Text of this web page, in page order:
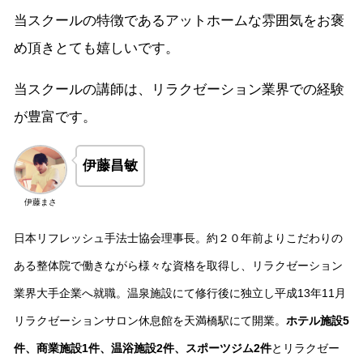
当スクールの特徴であるアットホームな雰囲気をお褒
め頂きとても嬉しいです。
当スクールの講師は、リラクゼーション業界での経験
が豊富です。
伊藤まさ
伊藤昌敏
日本リフレッシュ手法士協会理事長。約２０年前よりこだわりの
ある整体院で働きながら様々な資格を取得し、リラクゼーション
業界大手企業へ就職。温泉施設にて修行後に独立し平成13年11月
リラクゼーションサロン休息館を天満橋駅にて開業。 ホテル施設5
件、商業施設1件、温浴施設2件、スポーツジム2件とリラクゼー